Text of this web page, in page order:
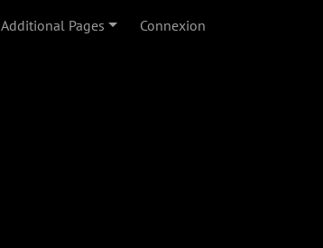
Additional Pages Connexion